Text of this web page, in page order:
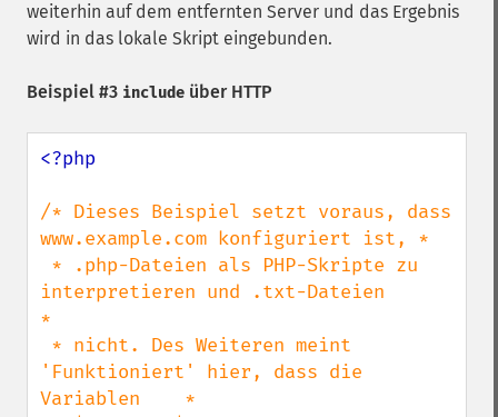
weiterhin auf dem entfernten Server und das Ergebnis
wird in das lokale Skript eingebunden.
Beispiel #3 include über HTTP
<?php
/* Dieses Beispiel setzt voraus, dass
www.example.com konfiguriert ist, *
interpretieren und .txt-Dateien
*
'Funktioniert' hier, dass die
Variablen    *